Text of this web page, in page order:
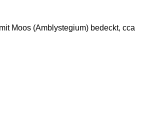
Moos (Amblystegium) bedeckt, cca